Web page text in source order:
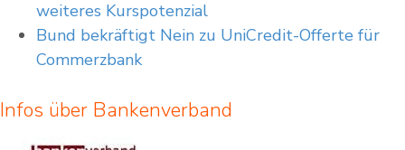
weiteres Kurspotenzial
Bund bekräftigt Nein zu UniCredit-Offerte für
Commerzbank
Infos über Bankenverband